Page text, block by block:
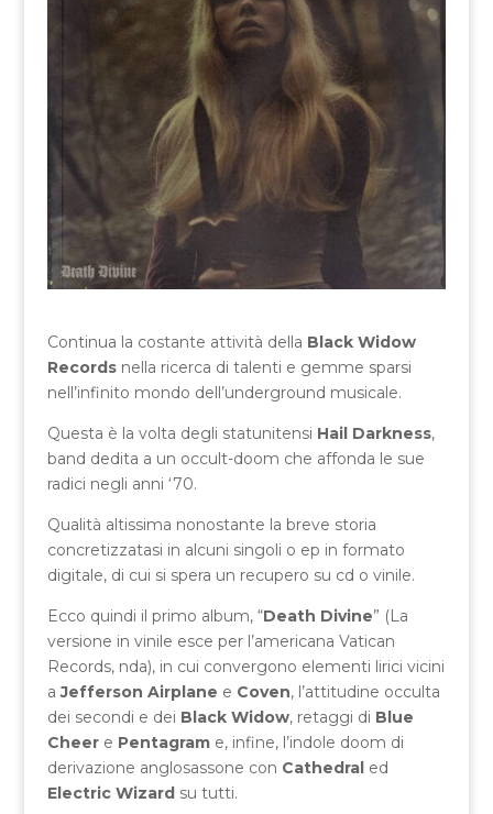
Continua la costante attività della Black Widow
Recordsnella ricerca di talenti e gemme sparsi
nell’infinito mondo dell’underground musicale.
Questa è la volta degli statunitensi Hail Darkness,
band dedita a un occult-doom che affonda le sue
radici negli anni ‘70.
Qualità altissima nonostante la breve storia
concretizzatasi in alcuni singoli o ep in formato
digitale, di cui si spera un recupero su cd o vinile.
Ecco quindi il primo album, “Death Divine” (La
versione in vinile esce per l’americana Vatican
Records, nda), in cui convergono elementi lirici vicini
aJefferson Airplane e Coven, l’attitudine occulta
dei secondi e dei Black Widow, retaggi di Blue
Cheere Pentagrame, infine, l’indole doom di
derivazione anglosassone con Cathedraled
Electric Wizardsu tutti.